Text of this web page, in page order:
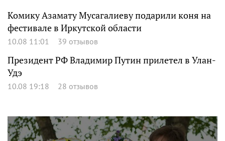
Комику Азамату Мусагалиеву подарили коня на
фестивале в Иркутской области
10.08 11:01 39 отзывов
Президент РФ Владимир Путин прилетел в Улан-
Удэ
10.08 19:18 28 отзывов